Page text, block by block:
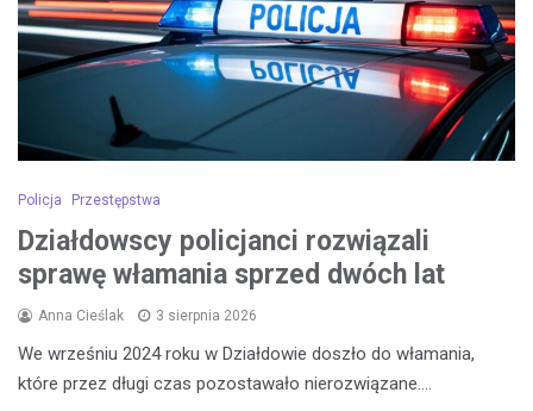
Policja Przestępstwa
Działdowscy policjanci rozwiązali
sprawę włamania sprzed dwóch lat
Anna Cieślak 3 sierpnia 2026
We wrześniu 2024 roku w Działdowie doszło do włamania,
które przez długi czas pozostawało nierozwiązane.…